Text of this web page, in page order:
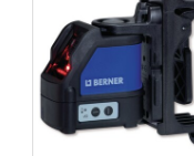
1 10